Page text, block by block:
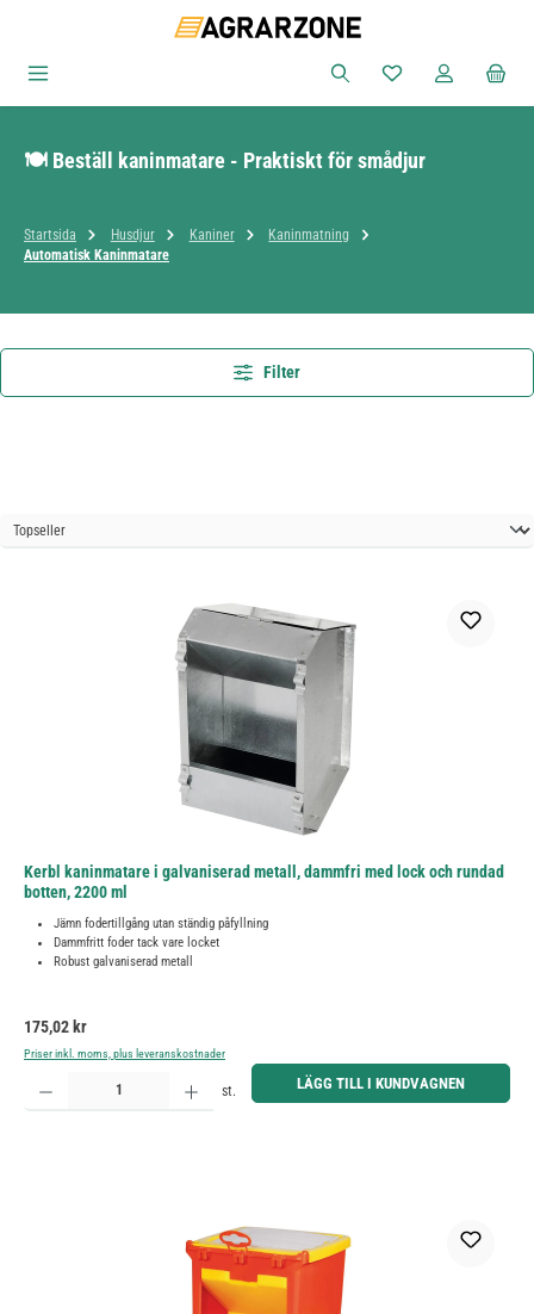
Du har 0 objekt i
🍽️ Beställ kaninmatare - Praktiskt för smådjur
Startsida Husdjur Kaniner
Kaninmatning
Automatisk Kaninmatare
Filter
Kerbl kaninmatare i galvaniserad metall, dammfri med lock och rundad
botten, 2200 ml
Jämn fodertillgång utan ständig påfyllning
Dammfritt foder tack vare locket
Robust galvaniserad metall
Ordinarie pris:
175,02 kr
Priser inkl. moms, plus leveranskostnader
Produktkvantitet: Ange önskat belopp eller använd knapparna för att öka eller minska kvantiteten.
st. LÄGG TILL I KUNDVAGNEN